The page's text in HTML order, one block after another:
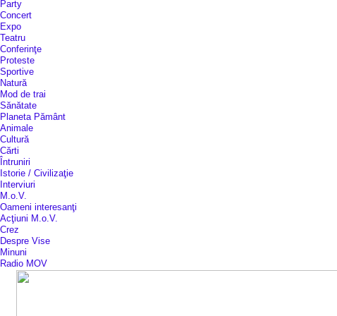
Party
Concert
Expo
Teatru
Conferinţe
Proteste
Sportive
Natură
Mod de trai
Sănătate
Planeta Pământ
Animale
Cultură
Cărti
Întruniri
Istorie / Civilizaţie
Interviuri
M.o.V.
Oameni interesanţi
Acţiuni M.o.V.
Crez
Despre Vise
Minuni
Radio MOV